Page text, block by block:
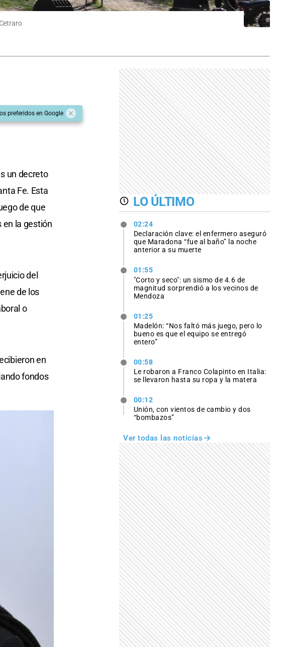
preferidos en Google
un decreto
Fe. Esta
de que
en la gestión
del
de los
o
en
fondos
LO ÚLTIMO
02:24
Declaración clave: el enfermero aseguró
que Maradona “fue al baño” la noche
anterior a su muerte
01:55
"Corto y seco": un sismo de 4.6 de
magnitud sorprendió a los vecinos de
Mendoza
01:25
Madelón: “Nos faltó más juego, pero lo
bueno es que el equipo se entregó
entero”
00:58
Le robaron a Franco Colapinto en Italia:
se llevaron hasta su ropa y la matera
00:12
Unión, con vientos de cambio y dos
“bombazos”
Ver todas las noticias